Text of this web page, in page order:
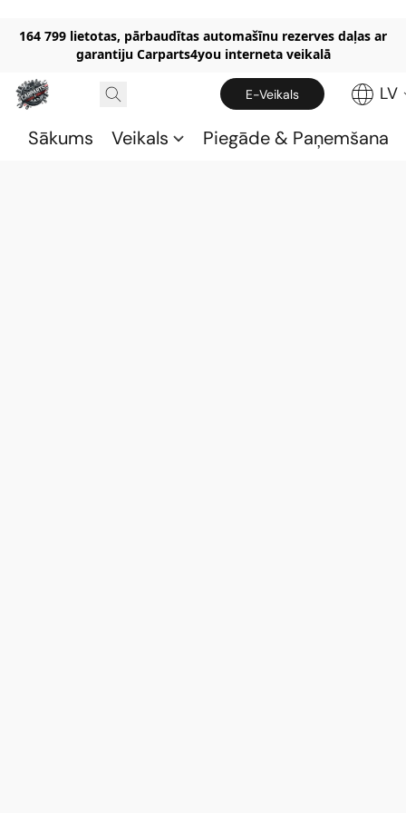
164 799 lietotas, pārbaudītas automašīnu rezerves daļas ar
garantiju Carparts4you interneta veikalā
E-Veikals LV
Sākums Veikals Piegāde & Paņemšana